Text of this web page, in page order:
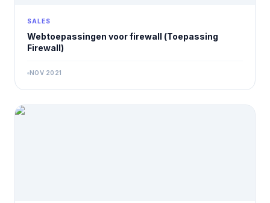
SALES
Webtoepassingen voor firewall (Toepassing
Firewall)
NOV 2021